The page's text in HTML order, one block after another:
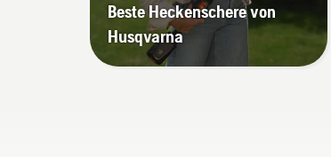
Beste Heckenschere von
Husqvarna